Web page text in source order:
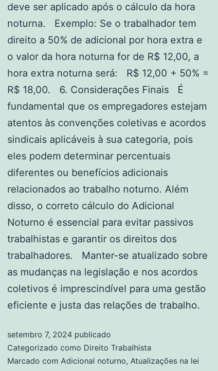
deve ser aplicado após o cálculo da hora
noturna. Exemplo: Se o trabalhador tem
direito a 50% de adicional por hora extra e
o valor da hora noturna for de R$ 12,00, a
hora extra noturna será: R$ 12,00 + 50% =
R$ 18,00. 6. Considerações Finais É
fundamental que os empregadores estejam
atentos às convenções coletivas e acordos
sindicais aplicáveis à sua categoria, pois
eles podem determinar percentuais
diferentes ou benefícios adicionais
relacionados ao trabalho noturno. Além
disso, o correto cálculo do Adicional
Noturno é essencial para evitar passivos
trabalhistas e garantir os direitos dos
trabalhadores. Manter-se atualizado sobre
as mudanças na legislação e nos acordos
coletivos é imprescindível para uma gestão
eficiente e justa das relações de trabalho.
setembro 7, 2024 publicado
Categorizado como Direito Trabalhista
Marcado com Adicional noturno, Atualizações na lei